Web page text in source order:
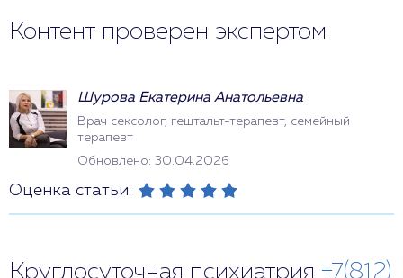
Контент проверен экспертом
Шурова Екатерина Анатольевна
Врач сексолог, гештальт-терапевт, семейный
терапевт
Обновлено: 30.04.2026
Оценка статьи:
Круглосуточная психиатрия +7(812)